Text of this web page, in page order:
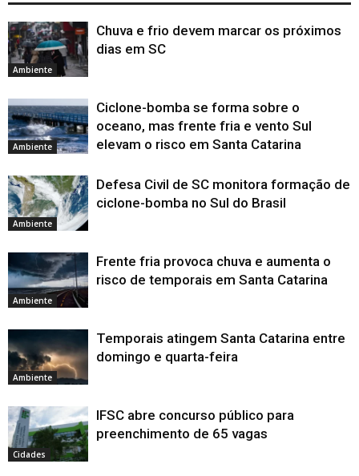
Ambiente
Chuva e frio devem marcar os próximos
dias em SC
Ambiente
Ciclone-bomba se forma sobre o
oceano, mas frente fria e vento Sul
elevam o risco em Santa Catarina
Ambiente
Defesa Civil de SC monitora formação de
ciclone-bomba no Sul do Brasil
Ambiente
Frente fria provoca chuva e aumenta o
risco de temporais em Santa Catarina
Ambiente
Temporais atingem Santa Catarina entre
domingo e quarta-feira
Cidades
IFSC abre concurso público para
preenchimento de 65 vagas